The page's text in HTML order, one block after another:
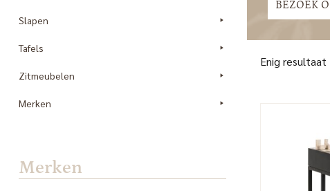
Slapen
Tafels
Zitmeubelen
Merken
Merken
BEZOEK
Enig resultaat